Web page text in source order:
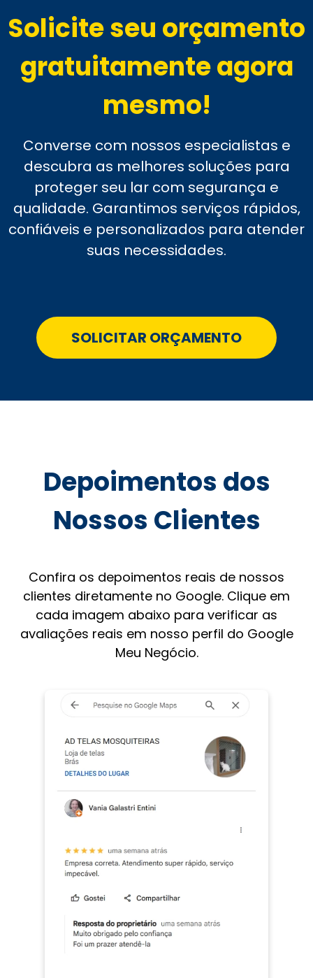
Solicite seu orçamento
gratuitamente agora
mesmo!
Converse com nossos especialistas e
descubra as melhores soluções para
proteger seu lar com segurança e
qualidade. Garantimos serviços rápidos,
confiáveis e personalizados para atender
suas necessidades.
SOLICITAR ORÇAMENTO
Depoimentos dos
Nossos Clientes
Confira os depoimentos reais de nossos
clientes diretamente no Google. Clique em
cada imagem abaixo para verificar as
avaliações reais em nosso perfil do Google
Meu Negócio.